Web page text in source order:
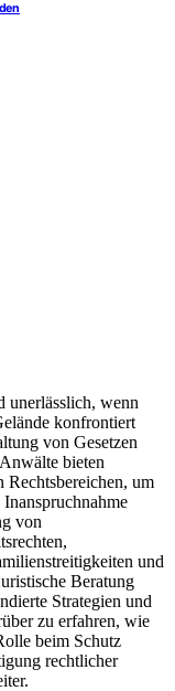
unerlässlich, wenn
konfrontiert
von Gesetzen
bieten
Rechtsbereichen, um
von
und
Beratung
Strategien und
zu erfahren, wie
beim Schutz
rechtlicher